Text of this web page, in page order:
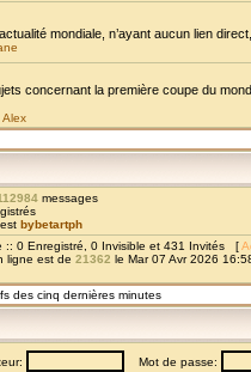
mondiale, n’ayant aucun lien
concernant la première coupe du
Alex
messages
bybetartph
:: 0 Enregistré, 0 Invisible et 431 Invités [
ligne est de 21362 le Mar 07 Avr 2026
des cinq dernières minutes
Mot de passe: